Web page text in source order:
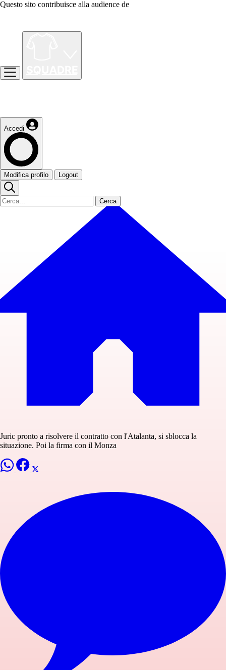
Questo sito contribuisce alla audience de
Accedi
Modifica profilo Logout
Cerca
Juric pronto a risolvere il contratto con l'Atalanta, si sblocca la
situazione. Poi la firma con il Monza